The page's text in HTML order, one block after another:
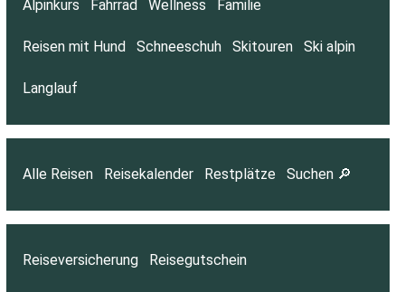
Alpinkurs Fahrrad Wellness Familie
Reisen mit Hund Schneeschuh Skitouren Ski alpin
Langlauf
Alle Reisen Reisekalender Restplätze Suchen 🔎
Reiseversicherung Reisegutschein